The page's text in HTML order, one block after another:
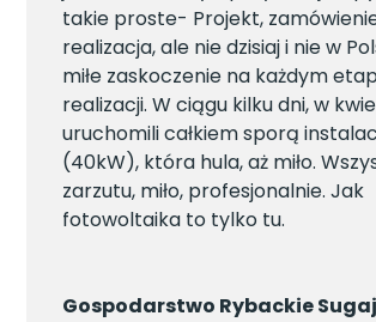
takie proste- Projekt,
realizacja, ale nie dzisiaj i nie w
miłe zaskoczenie na każdym
realizacji. W ciągu kilku dni, w
uruchomili całkiem sporą
(40kW), która hula, aż miło.
zarzutu, miło, profesjonalnie. Jak
fotowoltaika to tylko tu.
Gospodarstwo Rybackie